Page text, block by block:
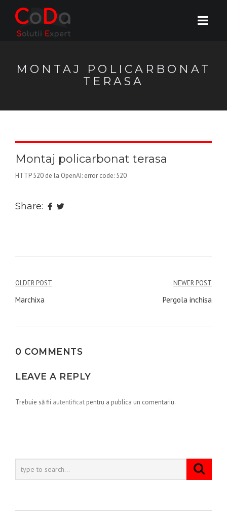
MONTAJ POLICARBONAT
TERASA
Montaj policarbonat terasa
HTTP 520 de la OpenAI: error code: 520
Share:
Navigare
în
OLDER POST
Marchixa
NEWER POST
Pergola inchisa
0 COMMENTS
LEAVE A REPLY
Trebuie să fii autentificat pentru a publica un comentariu.